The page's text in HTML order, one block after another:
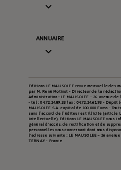

ANNUAIRE

Editions LE MAUSOLEE revue mensuelle des
par M. René Motinot - Directeur de la
Administration : LE MAUSOLEE – 26 avenue de
- tél : 04.72.24.89.33 fax : 04.72.24.61.93 - Dépôt
MAUSOLEE S.A. capital de 100 000 Euros -
sans l’accord de l’éditeur est illicite (article
intellectuelle). Editions LE MAUSOLEE vous
général d'accès, de rectification et de
personnelles vous concernant dont nous
l'adresse suivante : LE MAUSOLEE – 26
TERNAY - France